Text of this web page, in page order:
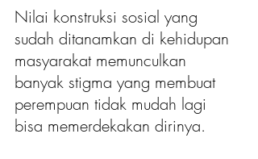
Nilai konstruksi sosial yang
sudah ditanamkan di kehidupan
masyarakat memunculkan
banyak stigma yang membuat
perempuan tidak mudah lagi
bisa memerdekakan dirinya.